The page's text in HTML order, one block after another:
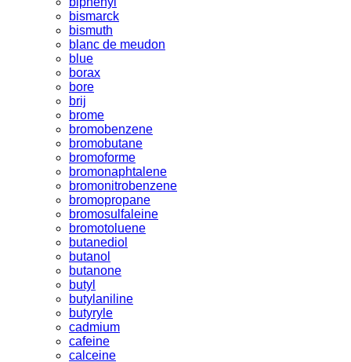
bismarck
bismuth
blanc de meudon
blue
borax
bore
brij
brome
bromobenzene
bromobutane
bromoforme
bromonaphtalene
bromonitrobenzene
bromopropane
bromosulfaleine
bromotoluene
butanediol
butanol
butanone
butyl
butylaniline
butyryle
cadmium
cafeine
calceine